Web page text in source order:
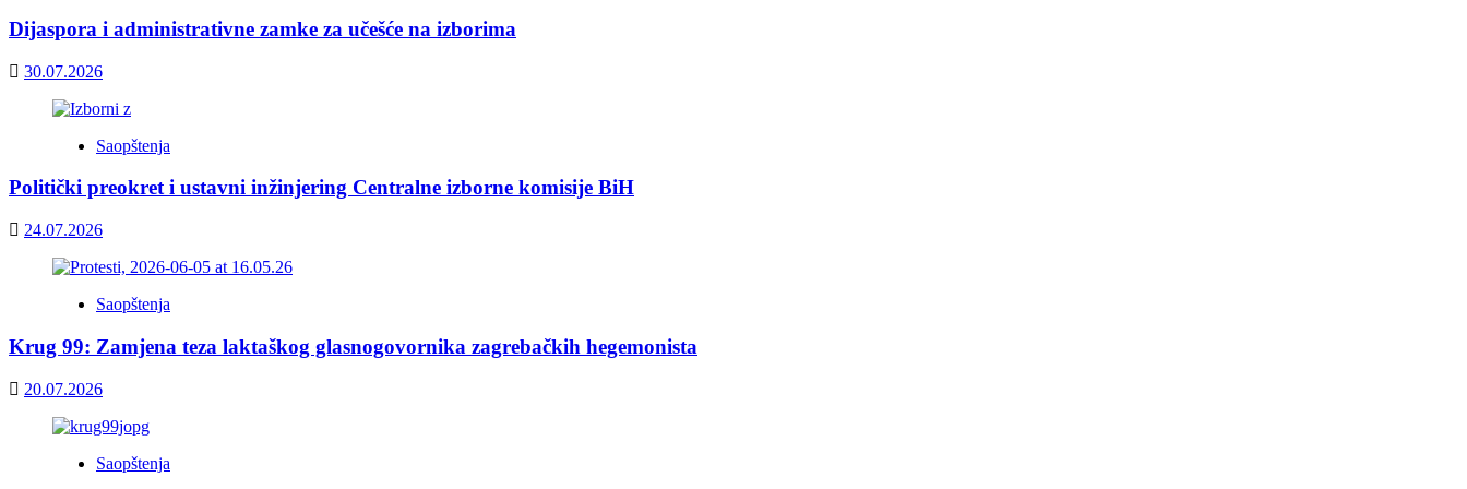
Dijaspora i administrativne zamke za učešće na izborima
30.07.2026
Saopštenja
Politički preokret i ustavni inžinjering Centralne izborne komisije BiH
24.07.2026
Saopštenja
Krug 99: Zamjena teza laktaškog glasnogovornika zagrebačkih hegemonista
20.07.2026
Saopštenja